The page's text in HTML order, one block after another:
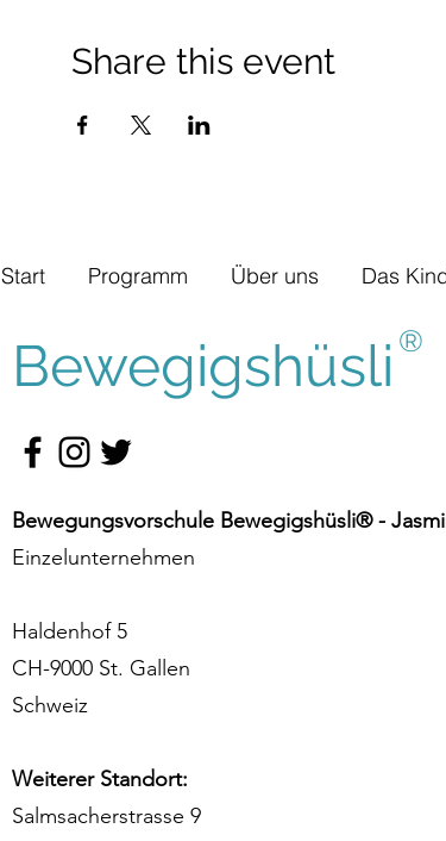
Share this event
Start Programm Über uns Das
Bewegigshüsli ®
Bewegungsvorschule Bewegigshüsli® -
Einzelunternehmen
Haldenhof 5
CH-9000 St. Gallen
Schweiz
Weiterer Standort:
Salmsacherstrasse 9